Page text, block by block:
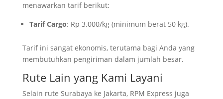
menawarkan tarif berikut:
Tarif Cargo: Rp 3.000/kg (minimum berat 50 kg).
Tarif ini sangat ekonomis, terutama bagi Anda yang
membutuhkan pengiriman dalam jumlah besar.
Rute Lain yang Kami Layani
Selain rute Surabaya ke Jakarta, RPM Express juga